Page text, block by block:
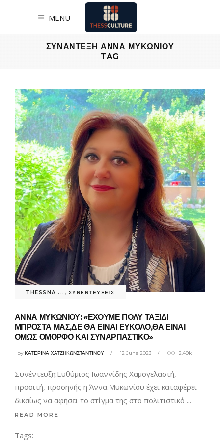
MENU
ΣΥΝΑΝΤΕΞΗ ΑΝΝΑ ΜΥΚΩΝΙΟΥ
TAG
THESSNA ... , ΣΥΝΕΝΤΕΥΞΕΙΣ
ΑΝΝΑ ΜΥΚΩΝΙΟΥ: «ΕΧΟΥΜΕ ΠΟΛΥ ΤΑΞΙΔΙ
ΜΠΡΟΣΤΑ ΜΑΣ,ΔΕ ΘΑ ΕΙΝΑΙ ΕΥΚΟΛΟ,ΘΑ ΕΙΝΑΙ
ΟΜΩΣ ΟΜΟΡΦΟ ΚΑΙ ΣΥΝΑΡΠΑΣΤΙΚΟ»
byΚΑΤΕΡΙΝΑ ΧΑΤΖΗΚΩΝΣΤΑΝΤΙΝΟΥ 12 June 2023 2.49k
Συνέντευξη:Ευθύμιος Ιωαννίδης Χαμογελαστή,
προσιτή, προσηνής η Άννα Μυκωνίου έχει καταφέρει
δικαίως να αφήσει το στίγμα της στο πολιτιστικό
READ MORE
Tags: